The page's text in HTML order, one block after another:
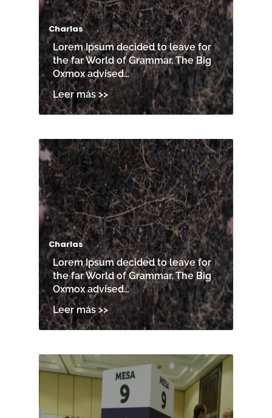
Charlas
Lorem Ipsum decided to leave for
the far World of Grammar. The Big
Oxmox advised…
Charlas
Lorem Ipsum decided to leave for
the far World of Grammar. The Big
Oxmox advised…